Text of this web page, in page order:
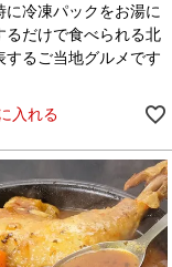
に冷凍パックをお湯に
るだけで食べられる北
するご当地グルメです
入れる